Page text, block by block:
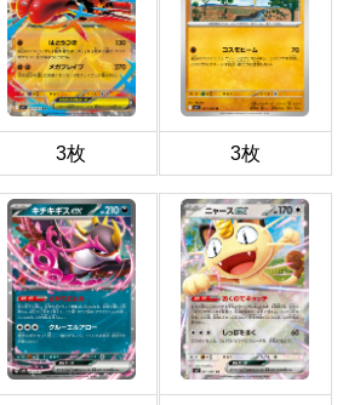
3枚 3枚